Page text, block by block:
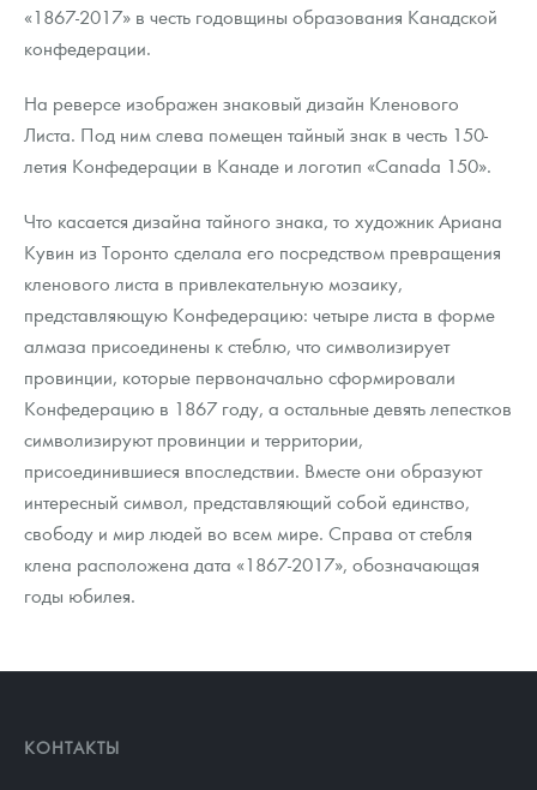
«1867-2017» в честь годовщины образования Канадской
конфедерации.
На реверсе изображен знаковый дизайн Кленового
Листа. Под ним слева помещен тайный знак в честь 150-
летия Конфедерации в Канаде и логотип «Canada 150».
Что касается дизайна тайного знака, то художник Ариана
Кувин из Торонто сделала его посредством превращения
кленового листа в привлекательную мозаику,
представляющую Конфедерацию: четыре листа в форме
алмаза присоединены к стеблю, что символизирует
провинции, которые первоначально сформировали
Конфедерацию в 1867 году, а остальные девять лепестков
символизируют провинции и территории,
присоединившиеся впоследствии. Вместе они образуют
интересный символ, представляющий собой единство,
свободу и мир людей во всем мире. Справа от стебля
клена расположена дата «1867-2017», обозначающая
годы юбилея.
КОНТАКТЫ